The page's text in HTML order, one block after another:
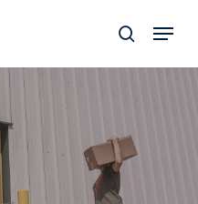
search
Menu